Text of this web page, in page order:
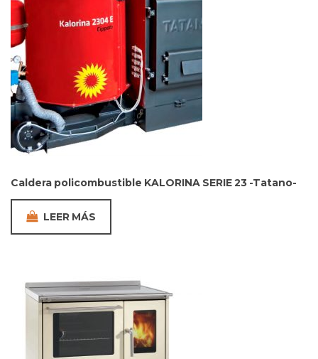
Caldera policombustible KALORINA SERIE 23 -Tatano-
LEER MÁS